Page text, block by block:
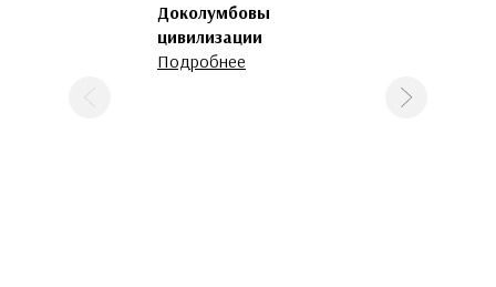
Доколумбовы
цивилизации
Подробнее
(каникулы до 3
сентября)
Предыдущая Следующая